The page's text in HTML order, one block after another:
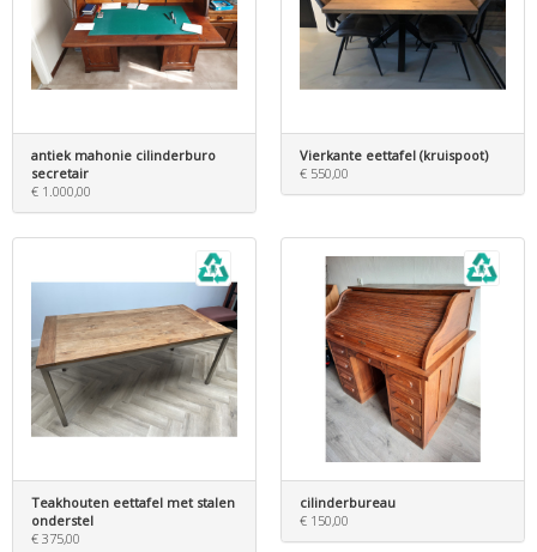
antiek mahonie cilinderburo
secretair
€ 1.000,00
Vierkante eettafel (kruispoot)
€ 550,00
Teakhouten eettafel met stalen
onderstel
€ 375,00
cilinderbureau
€ 150,00